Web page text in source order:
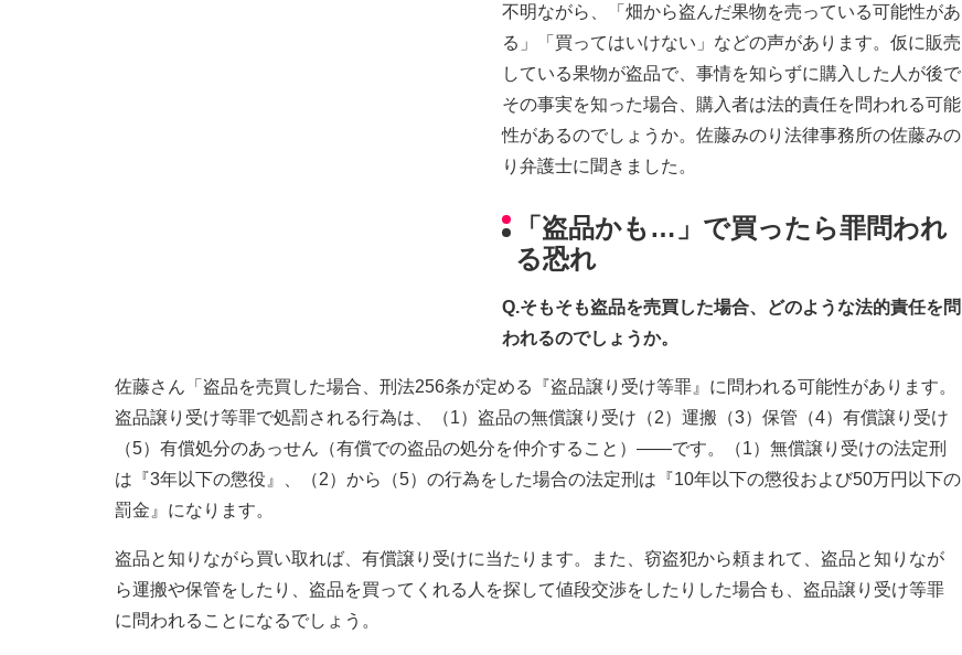
不明ながら、「畑から盗んだ果物を売っている可能性があ
る」「買ってはいけない」などの声があります。仮に販売
している果物が盗品で、事情を知らずに購入した人が後で
その事実を知った場合、購入者は法的責任を問われる可能
性があるのでしょうか。佐藤みのり法律事務所の佐藤みの
り弁護士に聞きました。
「盗品かも…」で買ったら罪問われ
る恐れ
Q.そもそも盗品を売買した場合、どのような法的責任を問
われるのでしょうか。
佐藤さん「盗品を売買した場合、刑法256条が定める『盗品譲り受け等罪』に問われる可能性があります。
盗品譲り受け等罪で処罰される行為は、（1）盗品の無償譲り受け（2）運搬（3）保管（4）有償譲り受け
（5）有償処分のあっせん（有償での盗品の処分を仲介すること）――です。（1）無償譲り受けの法定刑
は『3年以下の懲役』、（2）から（5）の行為をした場合の法定刑は『10年以下の懲役および50万円以下の
罰金』になります。
盗品と知りながら買い取れば、有償譲り受けに当たります。また、窃盗犯から頼まれて、盗品と知りなが
ら運搬や保管をしたり、盗品を買ってくれる人を探して値段交渉をしたりした場合も、盗品譲り受け等罪
に問われることになるでしょう。